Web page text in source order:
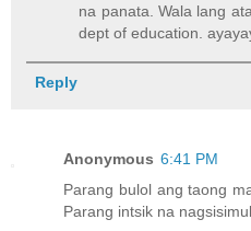
na panata. Wala lang
dept of education.
Reply
Anonymous 6:41 PM
Parang bulol ang taong
Parang intsik na